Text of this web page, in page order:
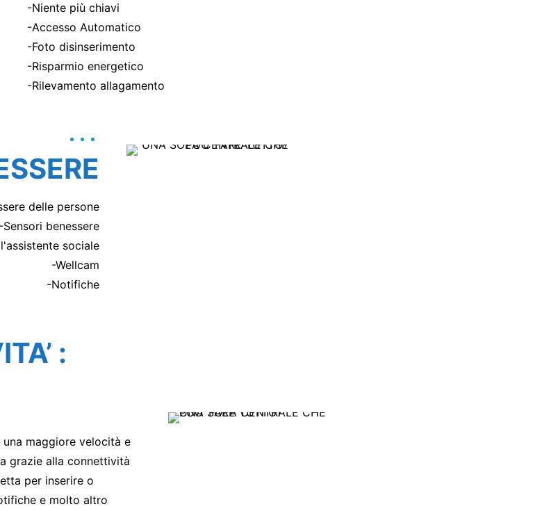
-Niente più chiavi
-Accesso Automatico
-Foto disinserimento
-Risparmio energetico
-Rilevamento allagamento
delle persone
-Sensori benessere
sociale
-Wellcam
-Notifiche
:
maggiore velocità e
grazie alla connettività
per inserire o
e molto altro